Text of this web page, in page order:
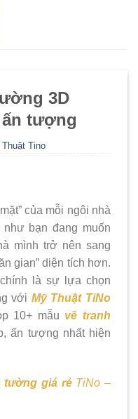
3D
tượng
Thuật Tino
của mỗi ngôi nhà
bạn đang muốn
mình trở nên sang
gian” diện tích hơn.
là sự lựa chọn
với Mỹ Thuật TiNo
10+ mẫu vẽ tranh
ấn tượng nhất hiện
tường giá rẻTiNo –